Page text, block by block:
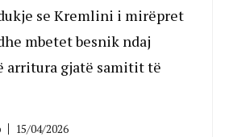
se Kremlini i mirëpret
mbetet besnik ndaj
arritura gjatë samitit të
15/04/2026